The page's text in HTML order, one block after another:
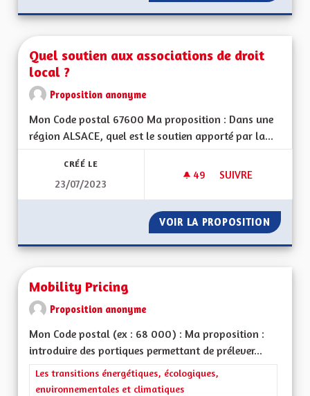
Quel soutien aux associations de droit
local ?
Proposition anonyme
Mon Code postal 67600 Ma proposition : Dans une
région ALSACE, quel est le soutien apporté par la...
CRÉÉ LE
23/07/2023
49 49 ABONNÉS
SUIVRE
VOIR LA PROPOSITION QUEL
Mobility Pricing
Proposition anonyme
Mon Code postal (ex : 68 000) : Ma proposition :
introduire des portiques permettant de prélever...
Filtrer les résultats de la catégorie : Les transitions
Les transitions énergétiques, écologiques,
environnementales et climatiques